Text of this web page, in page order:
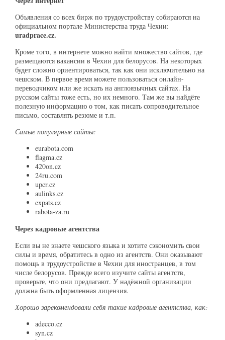
Объявления со всех бирж по трудоустройству собираются на
официальном портале Министерства труда Чехии:
uradprace.cz.
Кроме того, в интернете можно найти множество сайтов, где
размещаются вакансии в Чехии для белорусов. На некоторых
будет сложно ориентироваться, так как они исключительно на
чешском. В первое время можете пользоваться онлайн-
переводчиком или же искать на англоязычных сайтах. На
русском сайты тоже есть, но их немного. Там же вы найдёте
полезную информацию о том, как писать сопроводительное
письмо, составлять резюме и т.п.
Самые популярные сайты:
eurabota.com
flagma.cz
420on.cz
24ru.com
upcr.cz
aulinks.cz
expats.cz
rabota-za.ru
Через кадровые агентства
Если вы не знаете чешского языка и хотите сэкономить свои
силы и время, обратитесь в одно из агентств. Они оказывают
помощь в трудоустройстве в Чехии для иностранцев, в том
числе белорусов. Прежде всего изучите сайты агентств,
проверьте, что они предлагают. У надёжной организации
должна быть оформленная лицензия.
Хорошо зарекомендовали себя такие кадровые агентства, как:
adecco.cz
syn.cz